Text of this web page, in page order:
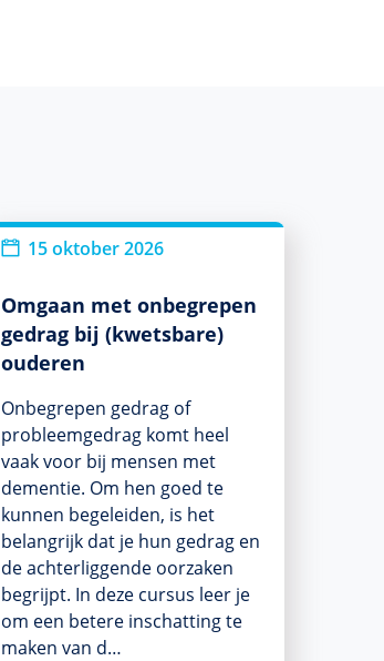
15 oktober 2026
Omgaan met onbegrepen
gedrag bij (kwetsbare)
ouderen
Onbegrepen gedrag of
probleemgedrag komt heel
vaak voor bij mensen met
dementie. Om hen goed te
kunnen begeleiden, is het
belangrijk dat je hun gedrag en
de achterliggende oorzaken
begrijpt. In deze cursus leer je
om een betere inschatting te
maken van d…